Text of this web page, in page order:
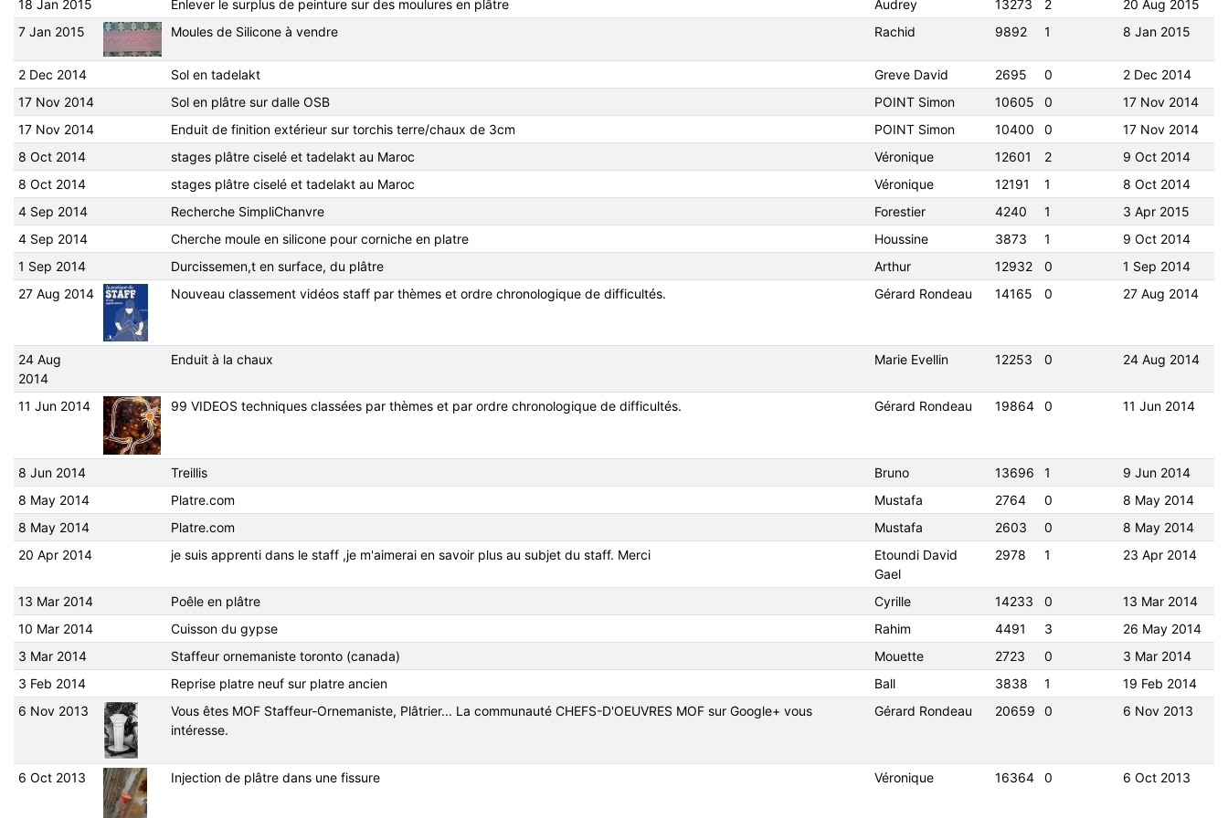
18 Jan 2015
Enlever le surplus de peinture sur des moulures en plâtre Audrey 13273 2
20 Aug 2015
7 Jan 2015
Moules de Silicone à vendre Rachid 9892 1 8 Jan 2015
2 Dec 2014 Sol en tadelakt Greve David 2695 0
2 Dec 2014
17 Nov 2014
Sol en plâtre sur dalle OSB POINT Simon 10605 0
17 Nov 2014
17 Nov 2014
Enduit de finition extérieur sur torchis terre/chaux de 3cm POINT Simon 10400 0
17 Nov 2014
8 Oct 2014
stages plâtre ciselé et tadelakt au Maroc Véronique 12601 2
9 Oct 2014
8 Oct 2014
stages plâtre ciselé et tadelakt au Maroc Véronique 12191 1
8 Oct 2014
4 Sep 2014
Recherche SimpliChanvre Forestier 4240 1
3 Apr 2015
4 Sep 2014
Cherche moule en silicone pour corniche en platre Houssine 3873 1
9 Oct 2014
1 Sep 2014
Durcissemen,t en surface, du plâtre Arthur 12932 0
1 Sep 2014
27 Aug 2014
Nouveau classement vidéos staff par thèmes et ordre chronologique de difficultés. Gérard Rondeau 14165 0 27 Aug 2014
24 Aug
2014
Enduit à la chaux Marie Evellin 12253 0 24 Aug 2014
11 Jun 2014 99 VIDEOS techniques classées par thèmes et par ordre chronologique de difficultés. Gérard Rondeau 19864 0 11 Jun 2014
8 Jun 2014 Treillis Bruno 13696 1
9 Jun 2014
8 May 2014
Platre.com Mustafa 2764 0
8 May 2014
8 May 2014
Platre.com Mustafa 2603 0
8 May 2014
20 Apr 2014
je suis apprenti dans le staff ,je m'aimerai en savoir plus au subjet du staff. Merci
Etoundi David
Gael
2978 1 23 Apr 2014
13 Mar 2014 Poêle en plâtre Cyrille 14233 0
13 Mar 2014
10 Mar 2014
Cuisson du gypse Rahim 4491 3
26 May 2014
3 Mar 2014
Staffeur ornemaniste toronto (canada) Mouette 2723 0
3 Mar 2014
3 Feb 2014
Reprise platre neuf sur platre ancien Ball 3838 1
19 Feb 2014
6 Nov 2013
Vous êtes MOF Staffeur-Ornemaniste, Plâtrier... La communauté CHEFS-D'OEUVRES MOF sur Google+ vous
intéresse.
Gérard Rondeau 20659 0 6 Nov 2013
6 Oct 2013 Injection de plâtre dans une fissure Véronique 16364 0 6 Oct 2013